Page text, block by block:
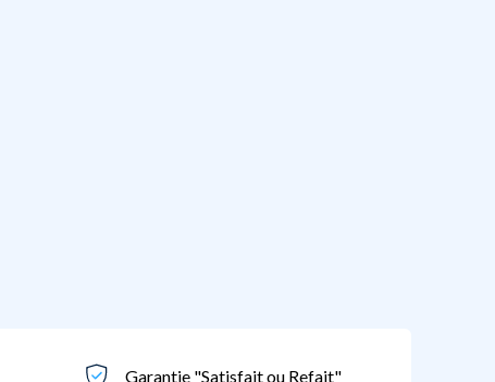
Garantie "Satisfait ou Refait"